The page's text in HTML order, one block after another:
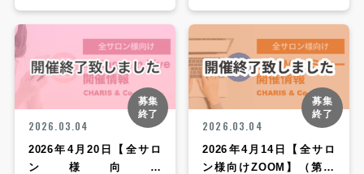
回CHARIS定期勉強会 イ
ンスタライブ）
ZOOMセミナー）
2026.03.04
募集
終了
2026年4月20日【全サロ
ン様向け
2026.03.04
募集
終了
2026年4月14日【全サロ
ン様向けZOOM】（第44